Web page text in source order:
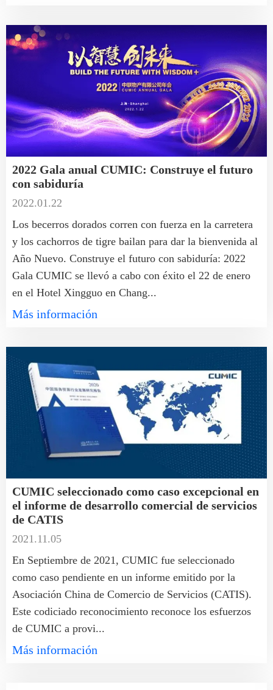
2022 Gala anual CUMIC: Construye el futuro
con sabiduría
2022.01.22
Los becerros dorados corren con fuerza en la carretera
y los cachorros de tigre bailan para dar la bienvenida al
Año Nuevo. Construye el futuro con sabiduría: 2022
Gala CUMIC se llevó a cabo con éxito el 22 de enero
en el Hotel Xingguo en Chang...
Más información
CUMIC seleccionado como caso excepcional en
el informe de desarrollo comercial de servicios
de CATIS
2021.11.05
En Septiembre de 2021, CUMIC fue seleccionado
como caso pendiente en un informe emitido por la
Asociación China de Comercio de Servicios (CATIS).
Este codiciado reconocimiento reconoce los esfuerzos
de CUMIC a provi...
Más información